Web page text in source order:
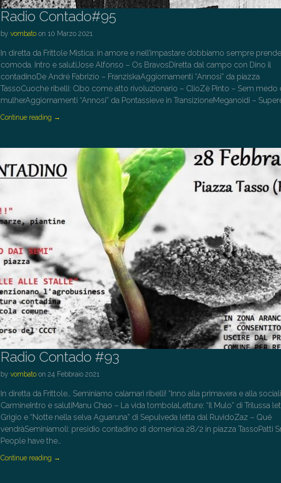
Radio Contado#95
byvombato on 10 Marzo 2021
In diretta da Frittole Mistica: in amore e nell’impastare dobbiamo sempre
comoda. Intro e salutiJose Alfonso – Os BravosDiretta dal campo con Dino il
contadinoDe André Fabrizio – FranziskaAggiornamenti “Annosi” da piazza
TassoCuoche ribelli: Cibo come atto rivoluzionario – ClioZè Pinto – Sem medo
mulherAggiornamenti “Annosi” da Pontassieve in TransizioneMeganoidi –
Continue reading →
Radio Contado #93
byvombato on24 Febbraio 2021
In diretta da Frittole… Seminiamo calamari ribelli! “Inno alla primavera e alla
CarmineIntro e salutiManu Chao – La vida tombolaLetture: “Il Mulo” di Trilussa
Grigio e “Notte nella selva Aguaruna” di Sepulveda letta dal RuvidoZaz – Qué
vendràSeminiamoli: presidio contadino di domenica 28/2 in piazza TassoPatti
People have the…
Continue reading →